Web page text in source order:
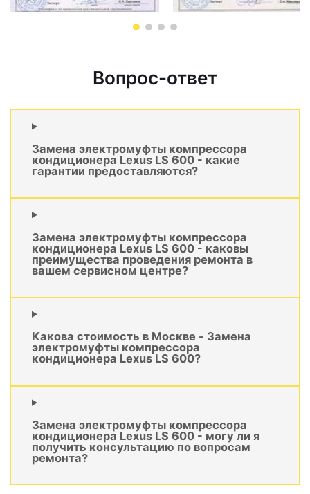
Вопрос-ответ
Замена электромуфты компрессора
кондиционера Lexus LS 600 - какие
гарантии предоставляются?
Замена электромуфты компрессора
кондиционера Lexus LS 600 - каковы
преимущества проведения ремонта в
вашем сервисном центре?
Какова стоимость в Москве - Замена
электромуфты компрессора
кондиционера Lexus LS 600?
Замена электромуфты компрессора
кондиционера Lexus LS 600 - могу ли я
получить консультацию по вопросам
ремонта?